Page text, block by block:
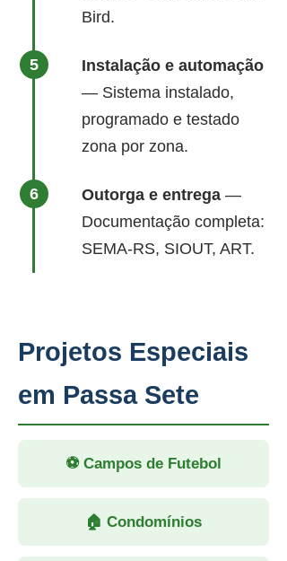
Bird.
Instalação e automação
— Sistema instalado,
programado e testado
zona por zona.
Outorga e entrega —
Documentação completa:
SEMA-RS, SIOUT, ART.
Projetos Especiais
em Passa Sete
⚽ Campos de Futebol
🏠 Condomínios